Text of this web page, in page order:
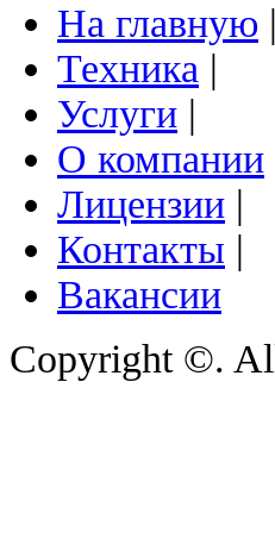
На главную |
Техника |
Услуги |
О компании
Лицензии |
Контакты |
Вакансии
Copyright ©.